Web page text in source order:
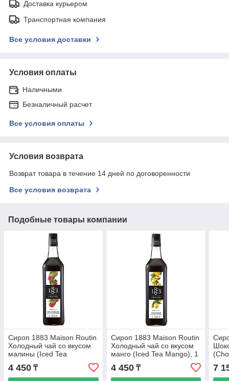
Доставка курьером
Транспортная компания
Все условия доставки
Условия оплаты
Наличными
Безналичный расчет
Все условия оплаты
Условия возврата
Возврат товара в течение 14 дней по договоренности
Все условия возврата
Подобные товары компании
Сироп 1883 Maison Routin
Холодный чай со вкусом
малины (Iced Tea
Raspberry), 1 л, стекло
4 450 ₸
Сироп 1883 Maison Routin
Холодный чай со вкусом
манго (Iced Tea Mango), 1
л, стекло
4 450₸ 7